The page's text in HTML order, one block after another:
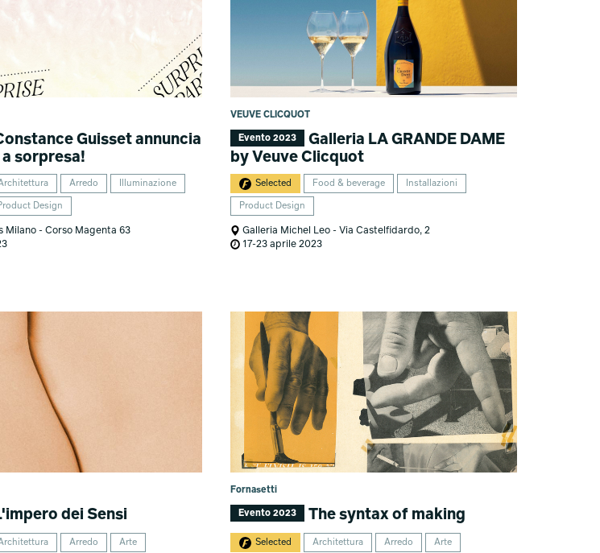
Guisset annuncia
a sorpresa!
Arredo Illuminazione
Design
Milano - Corso Magenta 63
VEUVE CLICQUOT
Evento 2023
Galleria LA GRANDE DAME
by Veuve Clicquot
Selected Food & beverage Installazioni
Product Design
Galleria Michel Leo - Via Castelfidardo, 2
17-23 aprile 2023
dei Sensi
Arredo Arte
Fornasetti
Evento 2023 The syntax of making
Selected Architettura Arredo Arte